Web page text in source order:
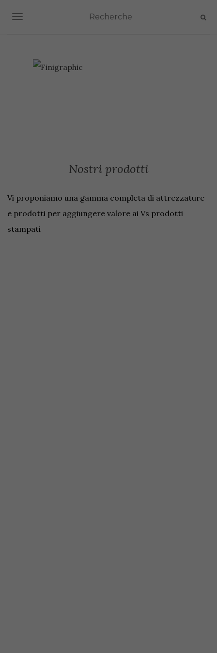
TOGGLE NAVIGATION
Nostri prodotti
Vi proponiamo una gamma completa di attrezzature
e prodotti per aggiungere valore ai Vs prodotti
stampati